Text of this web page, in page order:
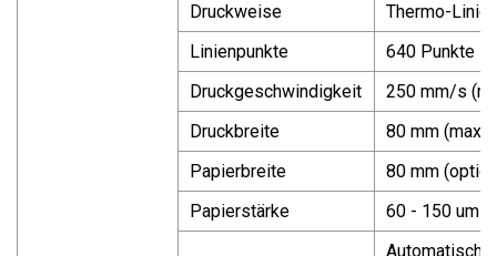
Druckweise
Thermo-
Linienpunkte
640 Punkte
Druckgeschwindigkeit
250 mm/s
Druckbreite
80 mm
Papierbreite
80 mm
Papierstärke
60 - 150 um